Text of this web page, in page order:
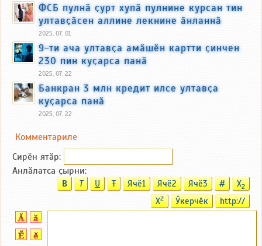
ФСБ пулнӑ ҫурт хупӑ пулнине курсан тин
ултавҫӑсен аллине лекнине ӑнланнӑ
2025, 07, 01
9-ти ача ултавҫа амӑшӗн картти ҫинчен
230 пин куҫарса панӑ
2025, 07, 22
Банкран 3 млн кредит илсе ултавҫа
куҫарса панӑ
2025, 07, 22
Комментариле
Сирӗн ятӑp:
Анлӑлатса ҫырни:
B T U T Ячӗ1 Ячӗ2 Ячӗ3 # X2
X2 Ӳкерчӗк http://